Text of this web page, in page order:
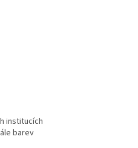
institucích
barev